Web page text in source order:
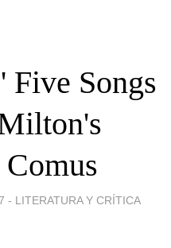
Five Songs
- LITERATURA Y CRÍTICA